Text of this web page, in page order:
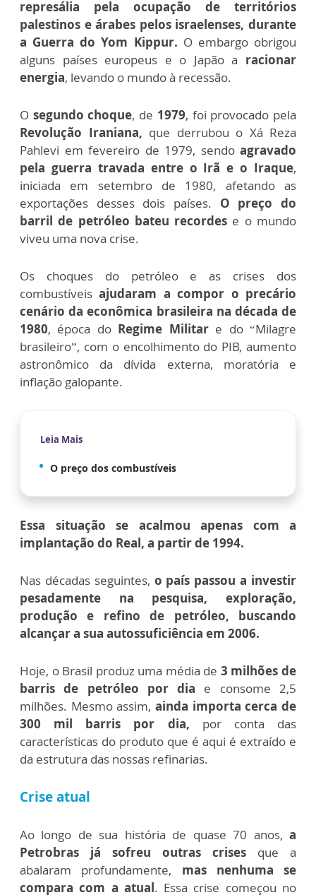
represália pela ocupação de territórios
palestinos e árabes pelos israelenses, durante
a Guerra do Yom Kippur. O embargo obrigou
alguns países europeus e o Japão a racionar
energia, levando o mundo à recessão.
O segundo choque, de 1979, foi provocado pela
Revolução Iraniana, que derrubou o Xá Reza
Pahlevi em fevereiro de 1979, sendo agravado
pela guerra travada entre o Irã e o Iraque,
iniciada em setembro de 1980, afetando as
exportações desses dois países. O preço do
barril de petróleo bateu recordes e o mundo
viveu uma nova crise.
Os choques do petróleo e as crises dos
combustíveisajudaram a compor o precário
cenário da econômica brasileira na década de
1980, época do Regime Militar e do “Milagre
brasileiro”, com o encolhimento do PIB, aumento
astronômico da dívida externa, moratória e
inflação galopante.
Leia Mais
O preço dos combustíveis
Essa situação se acalmou apenas com a
implantação do Real, a partir de 1994.
Nas décadas seguintes, o país passou a investir
pesadamente na pesquisa, exploração,
produção e refino de petróleo, buscando
alcançar a sua autossuficiência em 2006.
Hoje, o Brasil produz uma média de 3 milhões de
barris de petróleo por dia e consome 2,5
milhões. Mesmo assim, ainda importa cerca de
300 mil barris por dia, por conta das
características do produto que é aqui é extraído e
da estrutura das nossas refinarias.
Crise atual
Ao longo de sua história de quase 70 anos, a
Petrobras já sofreu outras crises que a
abalaram profundamente, mas nenhuma se
compara com a atual. Essa crise começou no